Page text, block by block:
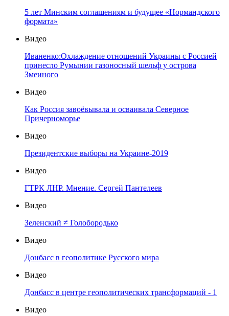
5 лет Минским соглашениям и будущее «Нормандского
формата»
Видео
Иваненко:Охлаждение отношений Украины с Россией
принесло Румынии газоносный шельф у острова
Змеиного
Видео
Как Россия завоёвывала и осваивала Северное
Причерноморье
Видео
Президентские выборы на Украине-2019
Видео
ГТРК ЛНР. Мнение. Сергей Пантелеев
Видео
Зеленский ≠ Голобородько
Видео
Донбасс в геополитике Русского мира
Видео
Донбасс в центре геополитических трансформаций - 1
Видео